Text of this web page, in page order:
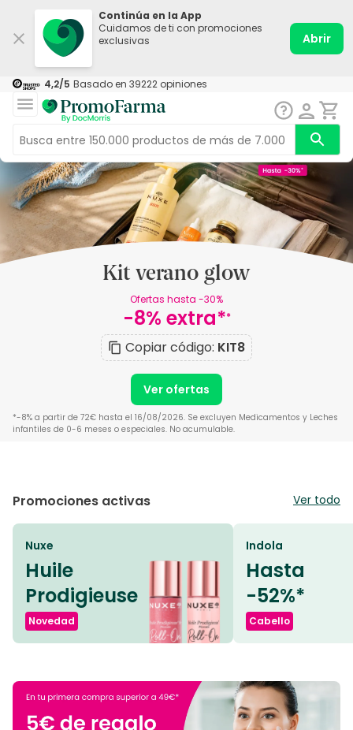
Continúa en la App
Cuidamos de ti con promociones
exclusivas
Abrir
4,2/5 Basado en 39222 opiniones
Kit verano glow
Ofertas hasta -30%
-8% extra**
Copiar código: KIT8
Ver ofertas
*-8% a partir de 72€ hasta el 16/08/2026. Se excluyen Medicamentos y Leches
infantiles de 0-6 meses o especiales. No acumulable.
Promociones activas Ver todo
Nuxe
Huile
Prodigieuse
Novedad
Indola
Hasta
-52%*
Cabello